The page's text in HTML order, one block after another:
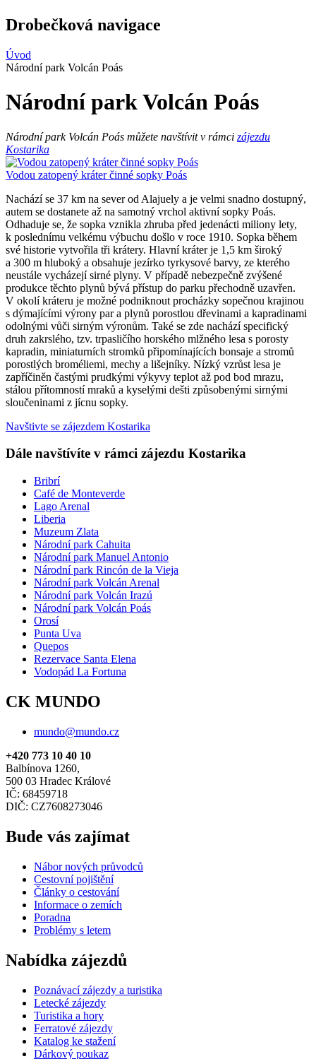
Drobečková navigace
Úvod
Národní park Volcán Poás
Národní park Volcán Poás
Národní park Volcán Poás můžete navštívit v rámci zájezdu
Kostarika
Vodou zatopený kráter činné sopky Poás
Nachází se 37 km na sever od Alajuely a je velmi snadno dostupný,
autem se dostanete až na samotný vrchol aktivní sopky Poás.
Odhaduje se, že sopka vznikla zhruba před jedenácti miliony lety,
k poslednímu velkému výbuchu došlo v roce 1910. Sopka během
své historie vytvořila tři krátery. Hlavní kráter je 1,5 km široký
a 300 m hluboký a obsahuje jezírko tyrkysové barvy, ze kterého
neustále vycházejí sirné plyny. V případě nebezpečně zvýšené
produkce těchto plynů bývá přístup do parku přechodně uzavřen.
V okolí kráteru je možné podniknout procházky sopečnou krajinou
s dýmajícími výrony par a plynů porostlou dřevinami a kapradinami
odolnými vůči sirným výronům. Také se zde nachází specifický
druh zakrslého, tzv. trpasličího horského mlžného lesa s porosty
kapradin, miniaturních stromků připomínajících bonsaje a stromů
porostlých broméliemi, mechy a lišejníky. Nízký vzrůst lesa je
zapříčiněn častými prudkými výkyvy teplot až pod bod mrazu,
stálou přítomností mraků a kyselými dešti způsobenými sirnými
sloučeninami z jícnu sopky.
Navštivte se zájezdem Kostarika
Dále navštívíte v rámci zájezdu Kostarika
Bribrí
Café de Monteverde
Lago Arenal
Liberia
Muzeum Zlata
Národní park Cahuita
Národní park Manuel Antonio
Národní park Rincón de la Vieja
Národní park Volcán Arenal
Národní park Volcán Irazú
Národní park Volcán Poás
Orosí
Punta Uva
Quepos
Rezervace Santa Elena
Vodopád La Fortuna
CK MUNDO
mundo@mundo.cz
+420 773 10 40 10
Balbínova 1260,
500 03 Hradec Králové
IČ: 68459718
DIČ: CZ7608273046
Bude vás zajímat
Nábor nových průvodců
Cestovní pojištění
Články o cestování
Informace o zemích
Poradna
Problémy s letem
Nabídka zájezdů
Poznávací zájezdy a turistika
Letecké zájezdy
Turistika a hory
Ferratové zájezdy
Katalog ke stažení
Dárkový poukaz